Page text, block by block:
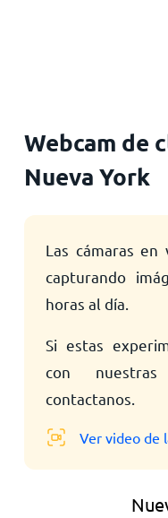
Webcam de
Nueva York
Las cámaras
capturando
horas al día.
Si estas
con
contactanos.
Ver video de